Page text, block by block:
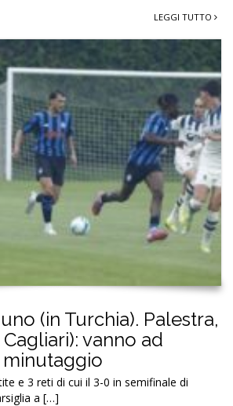
LEGGI TUTTO
(in Turchia). Palestra,
vanno ad
e 3 reti di cui il 3-0 in semifinale di
a […]